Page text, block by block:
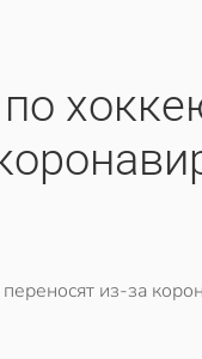
из-за